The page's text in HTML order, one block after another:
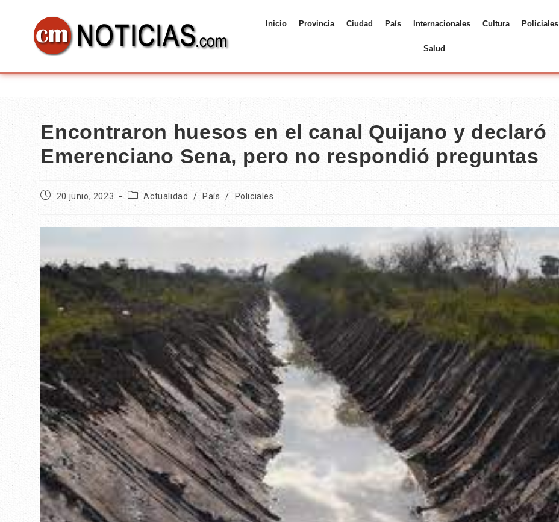
Inicio Provincia Ciudad País Internacionales Cultura Policiales
Salud
Encontraron huesos en el canal Quijano y declaró
Emerenciano Sena, pero no respondió preguntas
20 junio, 2023 Actualidad / País / Policiales